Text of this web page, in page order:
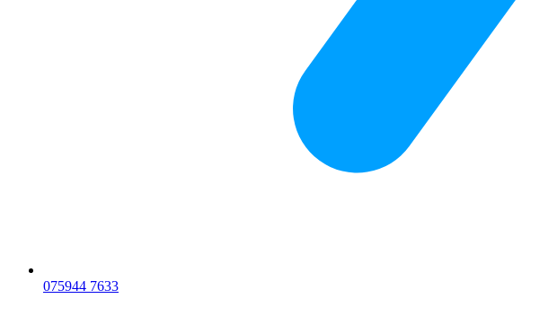
075944 7633